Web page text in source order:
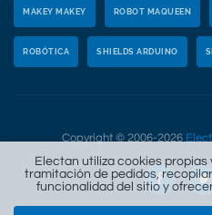
MAKEY MAKEY ROBOT MAQUEEN
ROBÓTICA SHIELDS ARDUINO
Copyright © 2006-2026
Electan utiliza cookies
tramitación de pedidos,
funcionalidad del sitio y